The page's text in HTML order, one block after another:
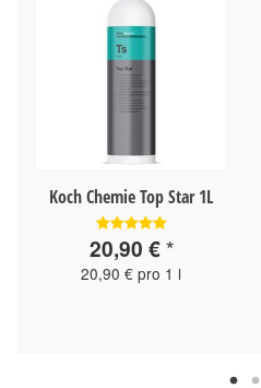
Koch Chemie Top Star 1L
20,90 €*
20,90 € pro 1 l